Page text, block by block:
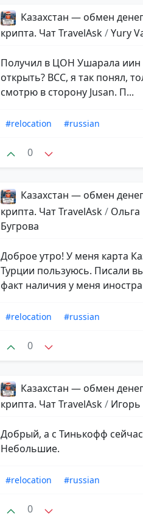
Казахстан — обмен
крипта. Чат TravelAsk/Yury
Получил в ЦОН Ушарала иин
открыть? BCC, я так понял,
смотрю в сторону Jusan. П...
#relocation #russian
0
Казахстан — обмен
крипта. Чат TravelAsk/ Ольга
Бугрова
Доброе утро! У меня карта
Турции пользуюсь. Писали
факт наличия у меня
#relocation #russian
0
Казахстан — обмен
крипта. Чат TravelAsk/ Игорь
Добрый, а с Тинькофф
Небольшие.
#relocation #russian
0